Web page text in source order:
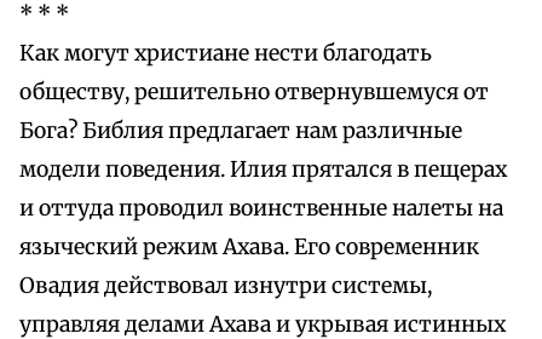
* * *
Кaк могут христиане нести благодать
обществу, решительно отвернувшемуся от
Бога? Библия предлагает нам различные
модели поведения. Илия прятался в пещерах
и оттуда проводил воинственные налеты на
языческий режим Ахава. Его современник
Овадия действовал изнутри системы,
управляя делами Ахава и укрывая истинных